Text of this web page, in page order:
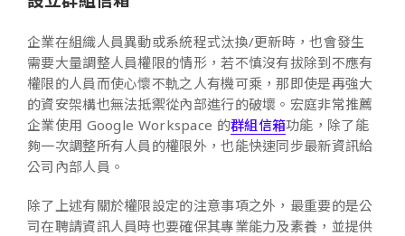
企業在組織人員異動或系統程式汰換/更新時，也會發生
需要大量調整人員權限的情形，若不慎沒有拔除到不應有
權限的人員而使心懷不軌之人有機可乘，那即使是再強大
的資安架構也無法抵禦從內部進行的破壞。宏庭非常推薦
企業使用 Google Workspace 的群組信箱功能，除了能
夠一次調整所有人員的權限外，也能快速同步最新資訊給
公司內部人員。
除了上述有關於權限設定的注意事項之外，最重要的是公
司在聘請資訊人員時也要確保其專業能力及素養，並提供